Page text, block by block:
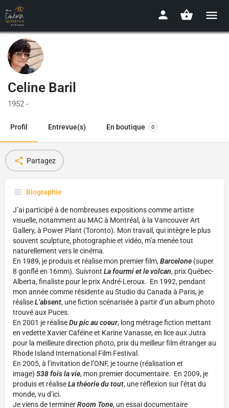
Celine Baril
1952 -
Profil Entrevue(s) En boutique 0
Partagez
Biographie
J’ai participé à de nombreuses expositions comme artiste
visuelle, notamment au MAC à Montréal, à la Vancouver Art
Gallery, à Power Plant (Toronto). Mon travail, qui intègre le plus
souvent sculpture, photographie et vidéo, m’a menée tout
naturellement vers le cinéma.
En 1989, je produis et réalise mon premier film,Barcelone (super
8 gonflé en 16mm). Suivront La fourmi et le volcan, prix Québec-
Alberta, finaliste pour le prix André-Leroux. En 1992, pendant
mon année comme résidente au Studio du Canada à Paris, je
réaliseL’absent, une fiction scénarisée à partir d’un album photo
trouvé aux Puces.
En 2001 je réaliseDu pic au coeur, long métrage fiction mettant
en vedette Xavier Caféine et Karine Vanasse, en lice aux Jutra
pour la meilleure direction photo, prix du meilleur film étranger au
Rhode Island International Film Festival.
En 2005, à l’invitation de l’ONF, je tourne (réalisation et
image) 538 fois la vie, mon premier documentaire. En 2009, je
produis et réaliseLa théorie du tout, une réflexion sur l’état du
monde, vu d’ici.
Je viens de terminerRoom Tone, un essai documentaire